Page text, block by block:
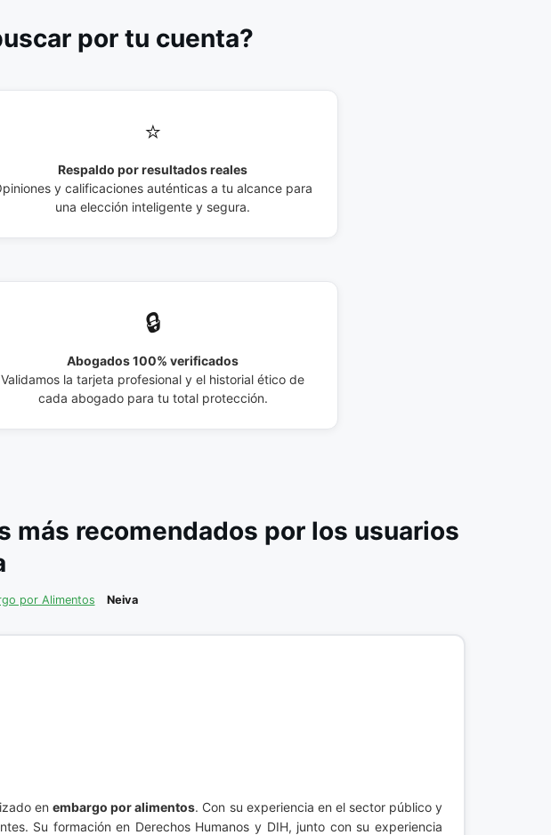
por tu cuenta?
⭐
Respaldo por resultados reales
y calificaciones auténticas a tu alcance para
una elección inteligente y segura.
🔒
Abogados 100% verificados
Validamos la tarjeta profesional y el historial ético de
cada abogado para tu total protección.
más recomendados por los usuarios
por Alimentos Neiva
enembargo por alimentos. Con su experiencia en el sector público y
Su formación en Derechos Humanos y DIH, junto con su experiencia